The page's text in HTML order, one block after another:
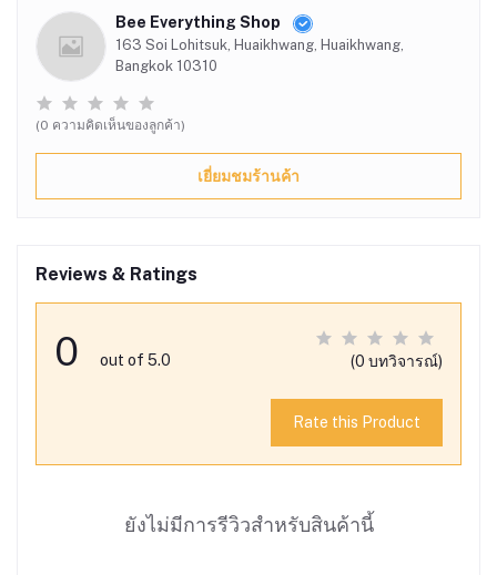
Bee Everything Shop
163 Soi Lohitsuk, Huaikhwang, Huaikhwang,
Bangkok 10310
(0 ความคิดเห็นของลูกค้า)
เยี่ยมชมร้านค้า
Reviews & Ratings
0 out of 5.0 (0 บทวิจารณ์)
Rate this Product
ยังไม่มีการรีวิวสำหรับสินค้านี้